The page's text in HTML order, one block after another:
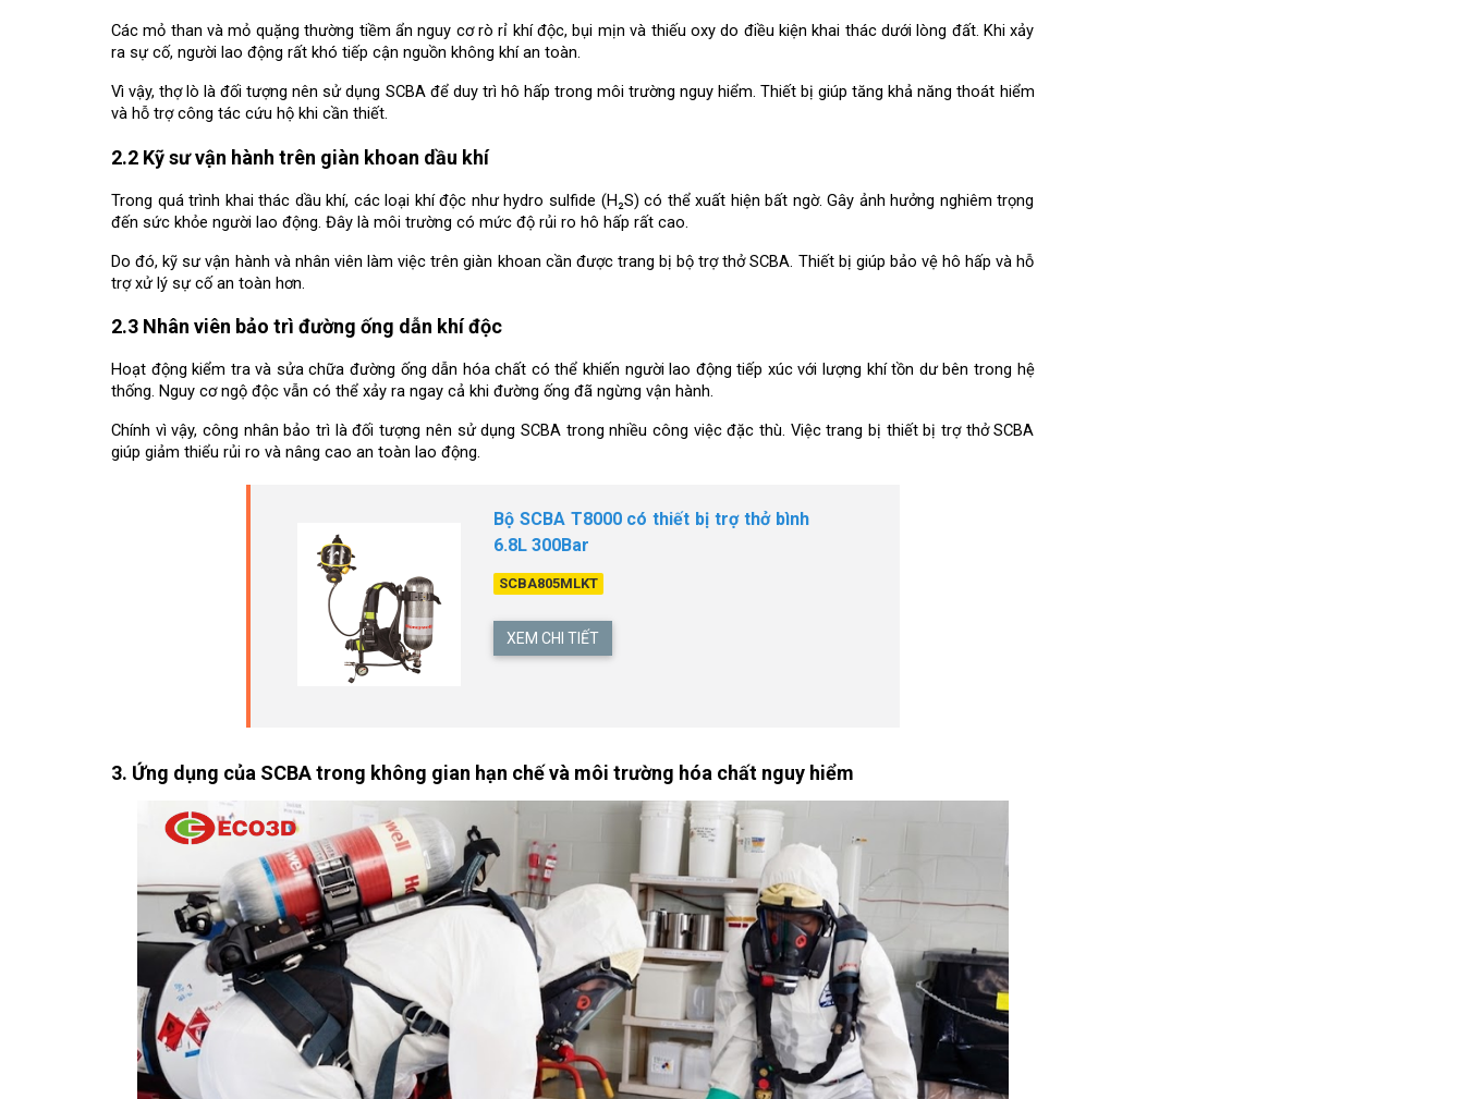
Các mỏ than và mỏ quặng thường tiềm ẩn nguy cơ rò rỉ khí độc, bụi mịn và thiếu oxy do điều kiện khai thác dưới lòng đất. Khi xảy
ra sự cố, người lao động rất khó tiếp cận nguồn không khí an toàn.
Vì vậy, thợ lò là đối tượng nên sử dụng SCBA để duy trì hô hấp trong môi trường nguy hiểm. Thiết bị giúp tăng khả năng thoát hiểm
và hỗ trợ công tác cứu hộ khi cần thiết.
2.2 Kỹ sư vận hành trên giàn khoan dầu khí
Trong quá trình khai thác dầu khí, các loại khí độc như hydro sulfide (H₂S) có thể xuất hiện bất ngờ. Gây ảnh hưởng nghiêm trọng
đến sức khỏe người lao động. Đây là môi trường có mức độ rủi ro hô hấp rất cao.
Do đó, kỹ sư vận hành và nhân viên làm việc trên giàn khoan cần được trang bị bộ trợ thở SCBA. Thiết bị giúp bảo vệ hô hấp và hỗ
trợ xử lý sự cố an toàn hơn.
2.3 Nhân viên bảo trì đường ống dẫn khí độc
Hoạt động kiểm tra và sửa chữa đường ống dẫn hóa chất có thể khiến người lao động tiếp xúc với lượng khí tồn dư bên trong hệ
thống. Nguy cơ ngộ độc vẫn có thể xảy ra ngay cả khi đường ống đã ngừng vận hành.
Chính vì vậy, công nhân bảo trì là đối tượng nên sử dụng SCBA trong nhiều công việc đặc thù. Việc trang bị thiết bị trợ thở SCBA
giúp giảm thiểu rủi ro và nâng cao an toàn lao động.
Bộ SCBA T8000 có thiết bị trợ thở bình
6.8L 300Bar
SCBA805MLKT
XEM CHI TIẾT
3. Ứng dụng của SCBA trong không gian hạn chế và môi trường hóa chất nguy hiểm